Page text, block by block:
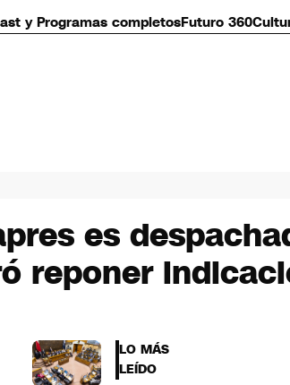
y Programas completosFuturo 360
es
reponer
LO MÁS
LEÍDO